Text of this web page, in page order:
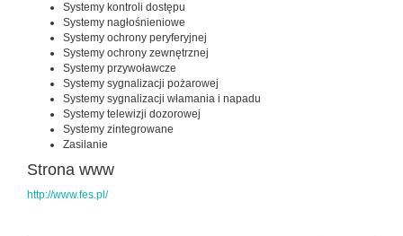
Systemy kontroli dostępu
Systemy nagłośnieniowe
Systemy ochrony peryferyjnej
Systemy ochrony zewnętrznej
Systemy przywoławcze
Systemy sygnalizacji pożarowej
Systemy sygnalizacji włamania i napadu
Systemy telewizji dozorowej
Systemy zintegrowane
Zasilanie
Strona www
http://www.fes.pl/